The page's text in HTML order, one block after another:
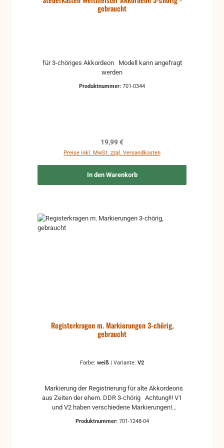
gebraucht
für 3-chöriges Akkordeon Modell kann angefragt
werden
Produktnummer: 701-0344
Regulärer Preis:
19,99 €
Preise inkl. MwSt. zzgl. Versandkosten
In den Warenkorb
Registerkragen m. Markierungen 3-chörig,
gebraucht
Farbe: weiß Variante: V2
aus Zeiten der ehem. DDR 3-chörig Achtung!!! V1
und V2 haben verschiedene Markierungen!
Produktnummer: 701-1248-04